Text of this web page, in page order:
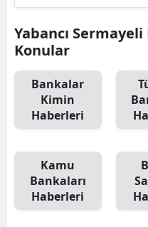
Yabancı
Konular
Bankalar
Kimin
Haberleri
Kamu
Bankaları
Haberleri